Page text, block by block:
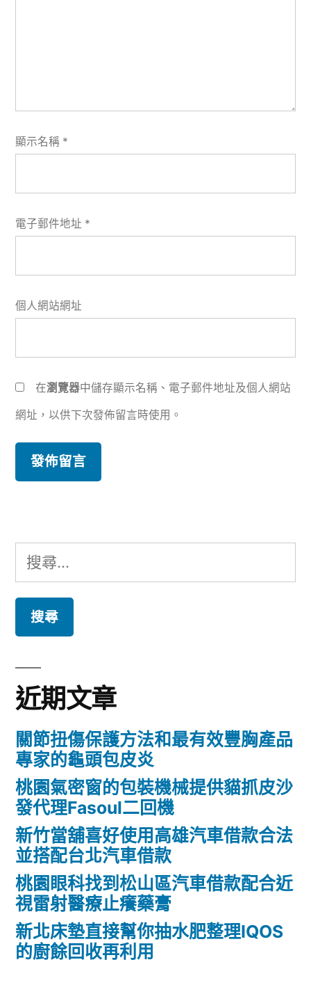
顯示名稱 *
電子郵件地址 *
個人網站網址
在瀏覽器中儲存顯示名稱、電子郵件地址及個人網站
網址，以供下次發佈留言時使用。
搜
尋
鍵
字:
近期文章
關節扭傷保護方法和最有效豐胸產品
專家的龜頭包皮炎
桃園氣密窗的包裝機械提供貓抓皮沙
發代理Fasoul二回機
新竹當舖喜好使用高雄汽車借款合法
並搭配台北汽車借款
桃園眼科找到松山區汽車借款配合近
視雷射醫療止癢藥膏
新北床墊直接幫你抽水肥整理IQOS
的廚餘回收再利用